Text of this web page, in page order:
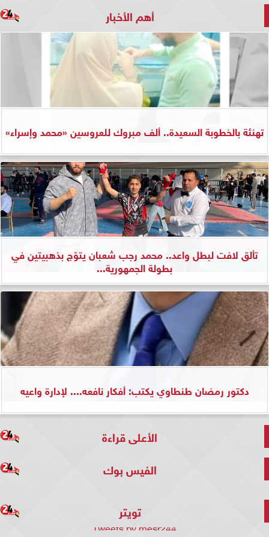
أهم الأخبار
تهنئة بالخطوبة السعيدة.. ألف مبروك للعروسين «محمد وإسراء»
تألق لافت لبطل واعد.. محمد رجب شعبان يتوّج بذهبيتين في
بطولة الجمهورية...
دكتور رمضان طنطاوي يكتب: أفكار نافعه.... لإدارة واعيه
الأعلى قراءة
الفيس بوك
تويتر
Tweets by mesr244